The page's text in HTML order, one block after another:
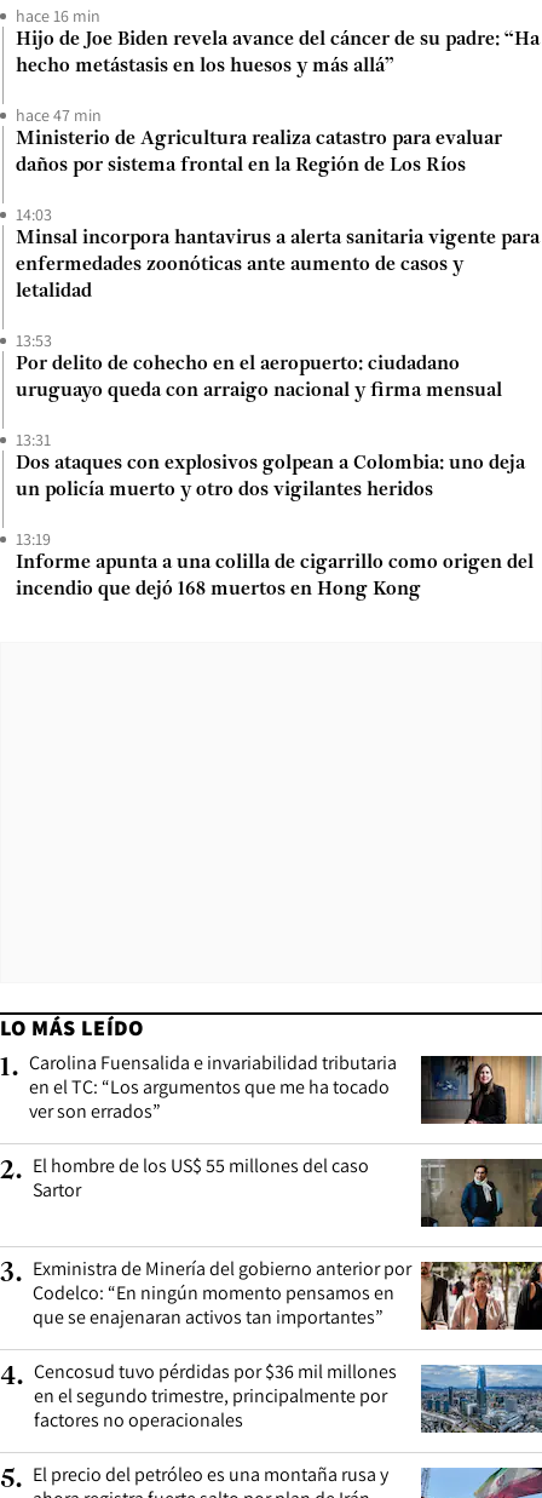
hace 16 min
Hijo de Joe Biden revela avance del cáncer de su padre: “Ha
hecho metástasis en los huesos y más allá”
hace 47 min
Ministerio de Agricultura realiza catastro para evaluar
daños por sistema frontal en la Región de Los Ríos
14:03
Minsal incorpora hantavirus a alerta sanitaria vigente para
enfermedades zoonóticas ante aumento de casos y
letalidad
13:53
Por delito de cohecho en el aeropuerto: ciudadano
uruguayo queda con arraigo nacional y firma mensual
13:31
Dos ataques con explosivos golpean a Colombia: uno deja
un policía muerto y otro dos vigilantes heridos
13:19
Informe apunta a una colilla de cigarrillo como origen del
incendio que dejó 168 muertos en Hong Kong
LO MÁS LEÍDO
1. Carolina Fuensalida e invariabilidad tributaria
en el TC: “Los argumentos que me ha tocado
ver son errados”
2. El hombre de los US$ 55 millones del caso
Sartor
3. Exministra de Minería del gobierno anterior por
Codelco: “En ningún momento pensamos en
que se enajenaran activos tan importantes”
4. Cencosud tuvo pérdidas por $36 mil millones
en el segundo trimestre, principalmente por
factores no operacionales
5. El precio del petróleo es una montaña rusa y